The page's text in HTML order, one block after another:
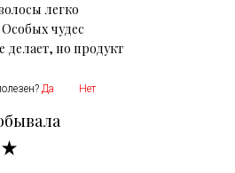
легко
чудес
но продукт
Да Нет